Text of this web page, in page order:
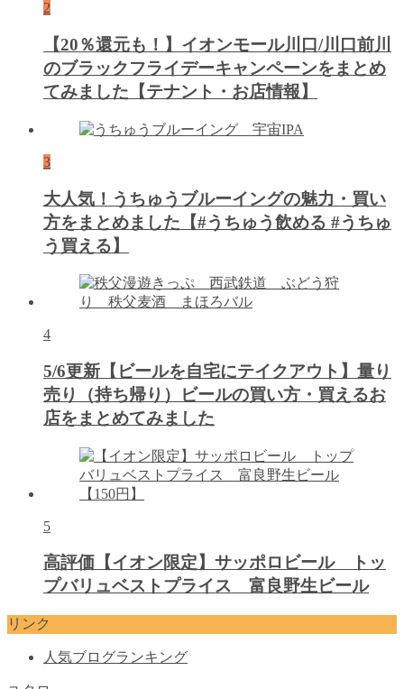
2
【20％還元も！】イオンモール川口/川口前川
のブラックフライデーキャンペーンをまとめ
てみました【テナント・お店情報】
3
大人気！うちゅうブルーイングの魅力・買い
方をまとめました【#うちゅう飲める #うちゅ
う買える】
4
5/6更新【ビールを自宅にテイクアウト】量り
売り（持ち帰り）ビールの買い方・買えるお
店をまとめてみました
5
高評価【イオン限定】サッポロビール トッ
プバリュベストプライス 富良野生ビール
リンク
人気ブログランキング